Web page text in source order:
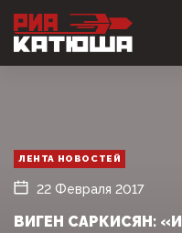
ЛЕНТА НОВОСТЕЙ
22 Февраля 2017
ВИГЕН САРКИСЯН: